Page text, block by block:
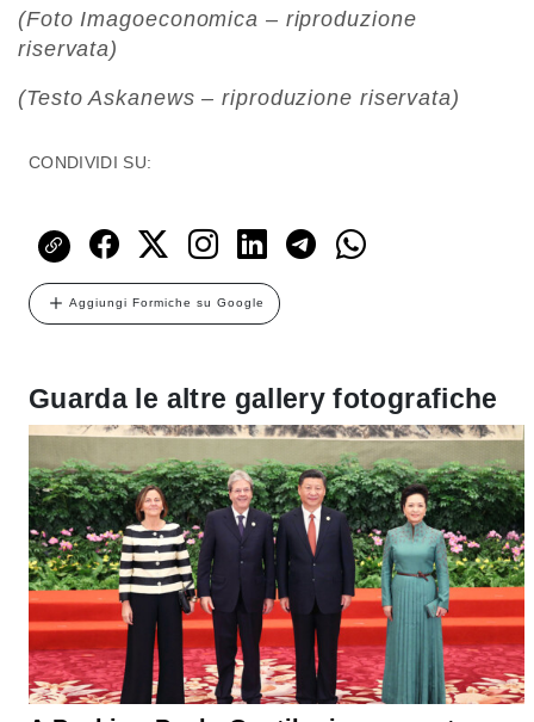
(Foto Imagoeconomica – riproduzione
riservata)
(Testo Askanews – riproduzione riservata)
CONDIVIDI SU:
Aggiungi Formiche su Google
Guarda le altre gallery fotografiche